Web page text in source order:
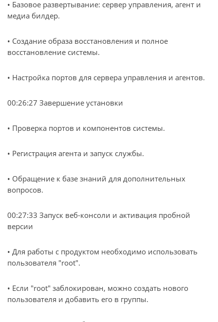
• Базовое развертывание: сервер управления, агент и
медиа билдер.
• Создание образа восстановления и полное
восстановление системы.
• Настройка портов для сервера управления и агентов.
00:26:27 Завершение установки
• Проверка портов и компонентов системы.
• Регистрация агента и запуск службы.
• Обращение к базе знаний для дополнительных
вопросов.
00:27:33 Запуск веб-консоли и активация пробной
версии
• Для работы с продуктом необходимо использовать
пользователя "root".
• Если "root" заблокирован, можно создать нового
пользователя и добавить его в группы.